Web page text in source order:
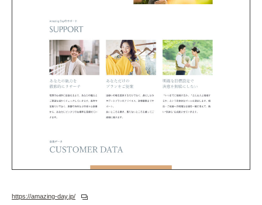
https://amazing-day.jp/